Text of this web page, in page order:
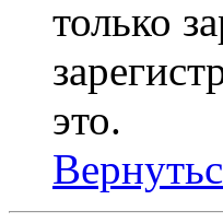
только
это.